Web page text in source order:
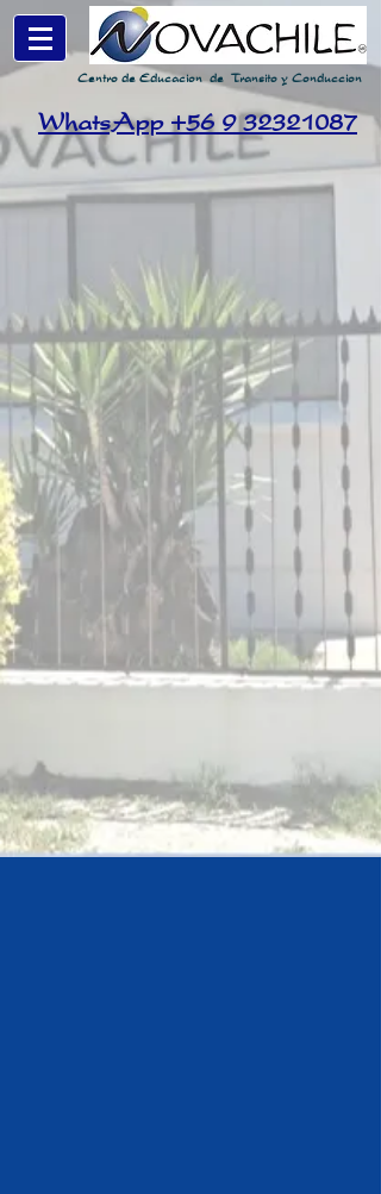
Centro de Educacionde Transito y Conduccion
WhatsApp +56 9 32321087